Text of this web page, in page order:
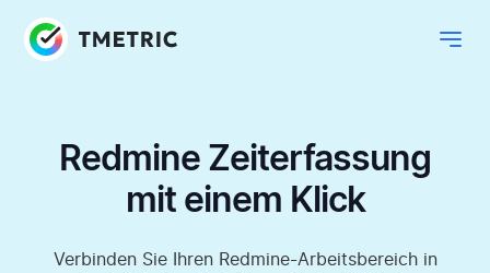
Redmine Zeiterfassung
mit einem Klick
Verbinden Sie Ihren Redmine-Arbeitsbereich in